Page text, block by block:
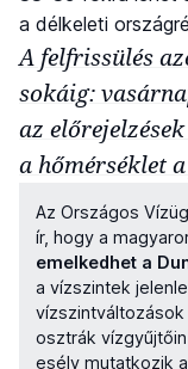
a délkeleti
A felfrissülés
sokáig:
az
a hőmérséklet
Az Országos
ír, hogy a
emelkedhet a
a vízszintek
vízszintváltozások
osztrák
esély mutatkozik